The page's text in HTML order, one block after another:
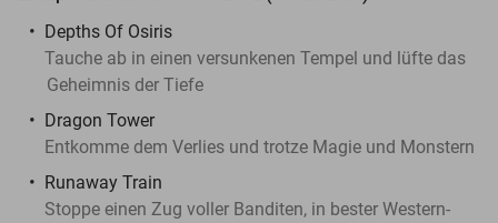
Depths Of Osiris
Tauche ab in einen versunkenen Tempel und lüfte das
Geheimnis der Tiefe
Dragon Tower
Entkomme dem Verlies und trotze Magie und Monstern
Runaway Train
Stoppe einen Zug voller Banditen, in bester Western-